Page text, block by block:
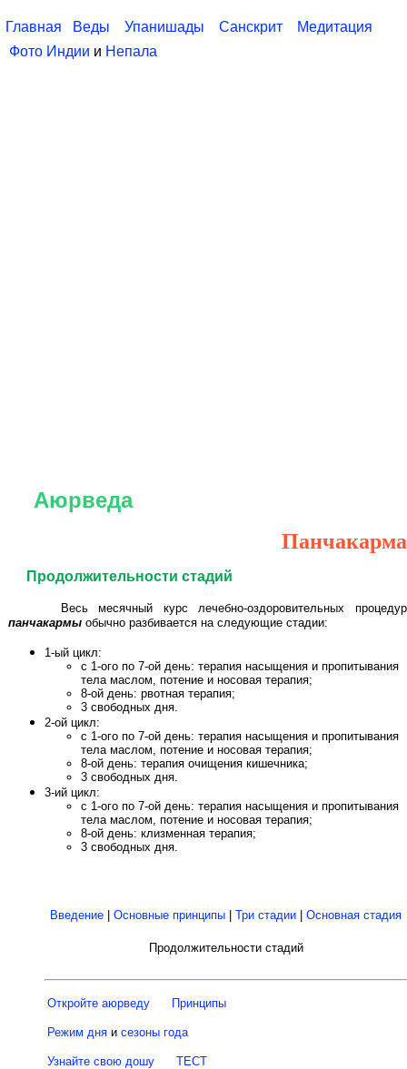
Главная Веды Упанишады Санскрит
Медитация
Фото Индии и Непала
Аюрведа
Панчакарма
Продолжительности стадий
Весь месячный курс лечебно-оздоровительных процедур
панчакармы обычно разбивается на следующие стадии:
1-ый цикл:
с 1-ого по 7-ой день: терапия насыщения и пропитывания
тела маслом, потение и носовая терапия;
8-ой день: рвотная терапия;
3 свободных дня.
2-ой цикл:
с 1-ого по 7-ой день: терапия насыщения и пропитывания
тела маслом, потение и носовая терапия;
8-ой день: терапия очищения кишечника;
3 свободных дня.
3-ий цикл:
с 1-ого по 7-ой день: терапия насыщения и пропитывания
тела маслом, потение и носовая терапия;
8-ой день: клизменная терапия;
3 свободных дня.
Введение Основные принципы Три стадии Основная стадия
Продолжительности стадий
Откройте аюрведу Принципы
Режим дня и сезоны года
Узнайте свою дошу ТЕСТ